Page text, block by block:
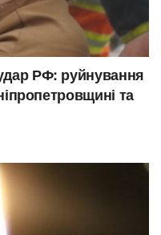
РФ: руйнування
та